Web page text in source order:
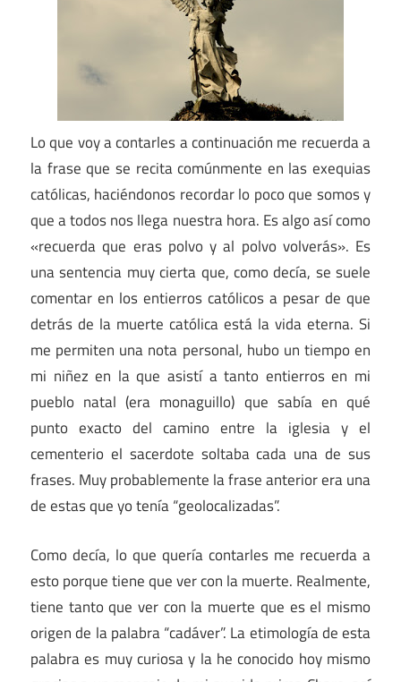
Lo que voy a contarles a continuación me recuerda a
la frase que se recita comúnmente en las exequias
católicas, haciéndonos recordar lo poco que somos y
que a todos nos llega nuestra hora. Es algo así como
«recuerda que eras polvo y al polvo volverás». Es
una sentencia muy cierta que, como decía, se suele
comentar en los entierros católicos a pesar de que
detrás de la muerte católica está la vida eterna. Si
me permiten una nota personal, hubo un tiempo en
mi niñez en la que asistí a tanto entierros en mi
pueblo natal (era monaguillo) que sabía en qué
punto exacto del camino entre la iglesia y el
cementerio el sacerdote soltaba cada una de sus
frases. Muy probablemente la frase anterior era una
de estas que yo tenía “geolocalizadas”.
Como decía, lo que quería contarles me recuerda a
esto porque tiene que ver con la muerte. Realmente,
tiene tanto que ver con la muerte que es el mismo
origen de la palabra “cadáver”. La etimología de esta
palabra es muy curiosa y la he conocido hoy mismo